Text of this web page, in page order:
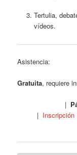
Tertulia,
vídeos.
Asistencia:
Gratuita, requiere
|
| Inscripción